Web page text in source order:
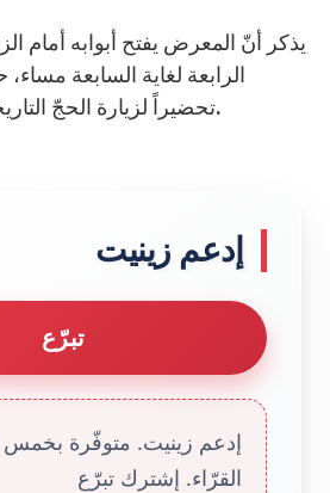
يذكر أنّ المعرض يفتح أبوابه أمام
تحضيراً لزيارة الحجّ التاريخيّة إلى لبنان والشّرق.
إدعم زينيت
تبرّع
إدعم زينيت. متوفّرة بخمس
القرّاء. إشترك تبرّع